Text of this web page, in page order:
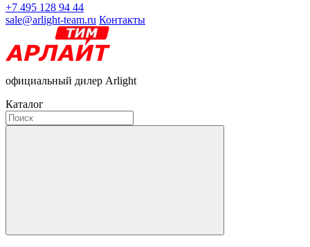
+7 495 128 94 44
sale@arlight-team.ru Контакты
официальный дилер Arlight
Каталог